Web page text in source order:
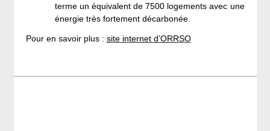
terme un équivalent de 7500 logements avec une
énergie très fortement décarbonée.
Pour en savoir plus : site internet d’ORRSO